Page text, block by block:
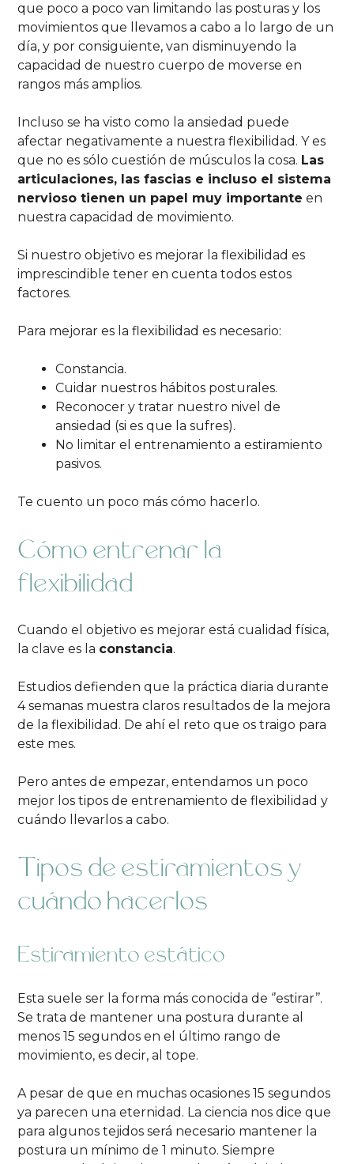
que poco a poco van limitando las posturas y los
movimientos que llevamos a cabo a lo largo de un
día, y por consiguiente, van disminuyendo la
capacidad de nuestro cuerpo de moverse en
rangos más amplios.
Incluso se ha visto como la ansiedad puede
afectar negativamente a nuestra flexibilidad. Y es
que no es sólo cuestión de músculos la cosa. Las
articulaciones, las fascias e incluso el sistema
nervioso tienen un papel muy importante en
nuestra capacidad de movimiento.
Si nuestro objetivo es mejorar la flexibilidad es
imprescindible tener en cuenta todos estos
factores.
Para mejorar es la flexibilidad es necesario:
Constancia.
Cuidar nuestros hábitos posturales.
Reconocer y tratar nuestro nivel de
ansiedad (si es que la sufres).
No limitar el entrenamiento a estiramiento
pasivos.
Te cuento un poco más cómo hacerlo.
Cómo entrenar la
flexibilidad
Cuando el objetivo es mejorar está cualidad física,
la clave es la constancia.
Estudios defienden que la práctica diaria durante
4 semanas muestra claros resultados de la mejora
de la flexibilidad. De ahí el reto que os traigo para
este mes.
Pero antes de empezar, entendamos un poco
mejor los tipos de entrenamiento de flexibilidad y
cuándo llevarlos a cabo.
Tipos de estiramientos y
cuándo hacerlos
Estiramiento estático
Esta suele ser la forma más conocida de ‘’estirar’’.
Se trata de mantener una postura durante al
menos 15 segundos en el último rango de
movimiento, es decir, al tope.
A pesar de que en muchas ocasiones 15 segundos
ya parecen una eternidad. La ciencia nos dice que
para algunos tejidos será necesario mantener la
postura un mínimo de 1 minuto. Siempre